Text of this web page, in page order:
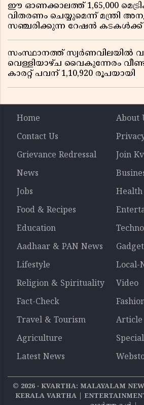
ഈ ഓണക്കാലത്ത് 1,65,000
വിതരണം ചെയ്യുമെന്ന് മന്ത്രി
സഞ്ചരിക്കുന്ന റേഷൻ കടകൾക്ക്
സംസ്ഥാനത്ത് സ്വർണവിലയിൽ
വെള്ളിയാഴ്ച വൈകുന്നേരം
കാരറ്റ് പവന് 1,10,920 രൂപയായി
Home
About
Contact Us
Grievance Redressal
Join
News
Jobs
Health
Food & Recipes
Education
Aadhaar & PAN News
Lifestyle
Local-
Religion & Spirituality
Video
Fact-Check
Travel & Tourism
Article
Agriculture
Special
Latest News
© 2026‧ KVARTHA: MALAYALAM
KERALA VARTHA |